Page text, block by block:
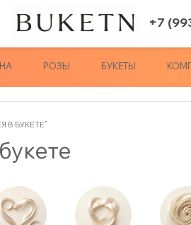
+7
РОЗЫ БУКЕТЫ
В БУКЕТЕ”